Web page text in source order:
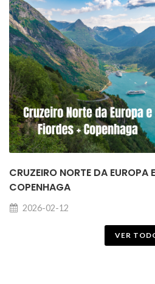
CRUZEIRO NORTE DA EUROPA
COPENHAGA
2026-02-12
VER